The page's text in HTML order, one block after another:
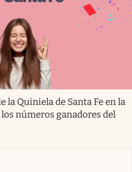
la Quiniela de Santa Fe en la
números ganadores del